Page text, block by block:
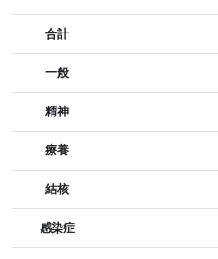
合計
一般
精神
療養
結核
感染症